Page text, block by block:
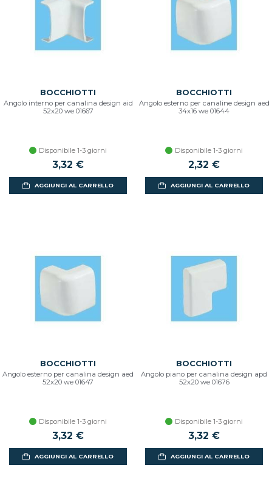
BOCCHIOTTI
Angolo interno per canalina design aid
52x20 we 01667
Disponibile 1-3 giorni
3,32 €
AGGIUNGI AL CARRELLO
BOCCHIOTTI
Angolo esterno per canaline design aed
34x16 we 01644
Disponibile 1-3 giorni
2,32 €
AGGIUNGI AL CARRELLO
BOCCHIOTTI
Angolo esterno per canalina design aed
52x20 we 01647
Disponibile 1-3 giorni
3,32 €
AGGIUNGI AL CARRELLO
BOCCHIOTTI
Angolo piano per canalina design apd
52x20 we 01676
Disponibile 1-3 giorni
3,32 €
AGGIUNGI AL CARRELLO